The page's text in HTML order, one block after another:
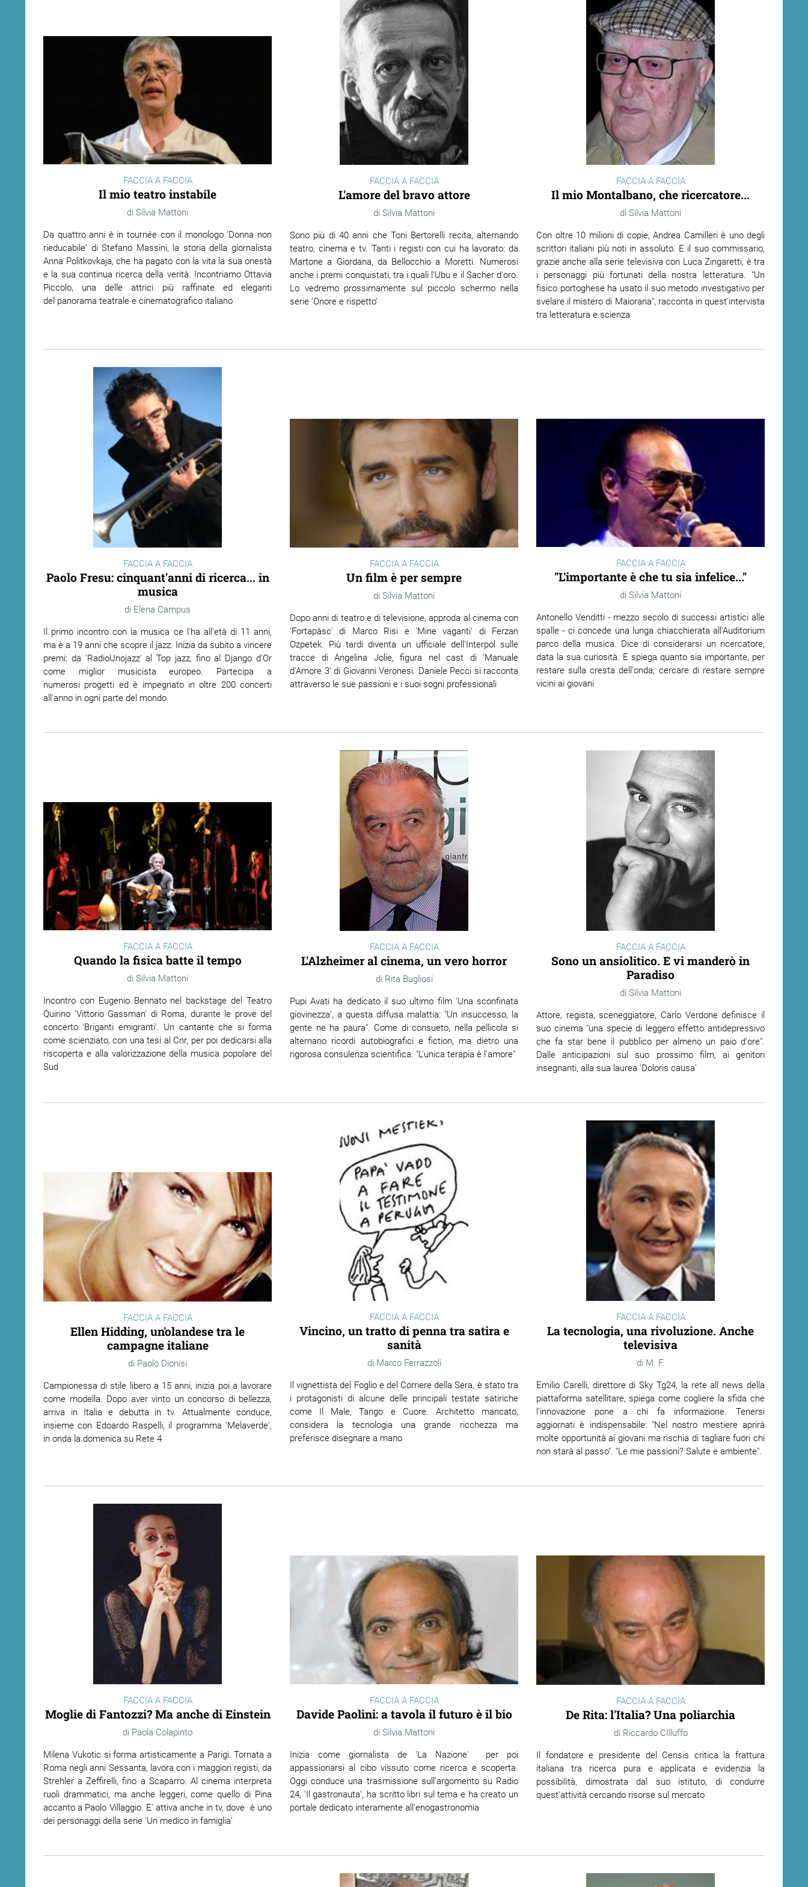
FACCIA A FACCIA
Il mio teatro instabile
Silvia Mattoni
Da quattro anni è in tournée con il monologo 'Donna non
rieducabile' di Stefano Massini, la storia della giornalista
Anna Politkovkaja, che ha pagato con la vita la sua onestà
e la sua continua ricerca della verità. Incontriamo Ottavia
Piccolo, una delle attrici più raffinate ed eleganti
del panorama teatrale e cinematografico italiano
FACCIA A FACCIA
L'amore del bravo attore
Silvia Mattoni
Sono più di 40 anni che Toni Bertorelli recita, alternando
teatro, cinema e tv. Tanti i registi con cui ha lavorato: da
Martone a Giordana, da Bellocchio a Moretti. Numerosi
anche i premi conquistati, tra i quali l'Ubu e il Sacher d'oro.
Lo vedremo prossimamente sul piccolo schermo nella
serie 'Onore e rispetto'
FACCIA A FACCIA
Il mio Montalbano, che ricercatore...
Silvia Mattoni
Con oltre 10 milioni di copie, Andrea Camilleri è uno degli
scrittori italiani più noti in assoluto. E il suo commissario,
grazie anche alla serie televisiva con Luca Zingaretti, è tra
i personaggi più fortunati della nostra letteratura. "Un
fisico portoghese ha usato il suo metodo investigativo per
svelare il mistero di Maiorana", racconta in quest'intervista
tra letteratura e scienza
FACCIA A FACCIA
Paolo Fresu: cinquant'anni di ricerca... in
musica
Elena Campus
Il primo incontro con la musica ce l'ha all'età di 11 anni,
ma è a 19 anni che scopre il jazz. Inizia da subito a vincere
premi: da 'RadioUnojazz' al Top jazz, fino al Django d'Or
come miglior musicista europeo. Partecipa a
numerosi progetti ed è impegnato in oltre 200 concerti
all'anno in ogni parte del mondo
FACCIA A FACCIA
Un film è per sempre
Silvia Mattoni
Dopo anni di teatro e di televisione, approda al cinema con
'Fortapàsc' di Marco Risi e 'Mine vaganti' di Ferzan
Ozpetek. Più tardi diventa un ufficiale dell'Interpol sulle
tracce di Angelina Jolie, figura nel cast di 'Manuale
d'Amore 3' di Giovanni Veronesi. Daniele Pecci si racconta
attraverso le sue passioni e i suoi sogni professionali
FACCIA A FACCIA
"L'importante è che tu sia infelice..."
Silvia Mattoni
Antonello Venditti - mezzo secolo di successi artistici alle
spalle - ci concede una lunga chiacchierata all'Auditorium
parco della musica. Dice di considerarsi un ricercatore,
data la sua curiosità. E spiega quanto sia importante, per
restare sulla cresta dell'onda, cercare di restare sempre
vicini ai giovani
FACCIA A FACCIA
Quando la fisica batte il tempo
Silvia Mattoni
Incontro con Eugenio Bennato nel backstage del Teatro
Quirino 'Vittorio Gassman' di Roma, durante le prove del
concerto 'Briganti emigranti'. Un cantante che si forma
come scienziato, con una tesi al Cnr, per poi dedicarsi alla
riscoperta e alla valorizzazione della musica popolare del
Sud
FACCIA A FACCIA
L'Alzheimer al cinema, un vero horror
Rita Bugliosi
Pupi Avati ha dedicato il suo ultimo film 'Una sconfinata
giovinezza', a questa diffusa malattia: "Un insuccesso, la
gente ne ha paura". Come di consueto, nella pellicola si
alternano ricordi autobiografici e fiction, ma dietro una
rigorosa consulenza scientifica. "L'unica terapia è l'amore"
FACCIA A FACCIA
Sono un ansiolitico. E vi manderò in
Paradiso
Silvia Mattoni
Attore, regista, sceneggiatore, Carlo Verdone definisce il
suo cinema "una specie di leggero effetto antidepressivo
che fa star bene il pubblico per almeno un paio d'ore".
Dalle anticipazioni sul suo prossimo film, ai genitori
insegnanti, alla sua laurea 'Doloris causa'
FACCIA A FACCIA
Ellen Hidding, un'olandese tra le
campagne italiane
Paolo Dionisi
Campionessa di stile libero a 15 anni, inizia poi a lavorare
come modella. Dopo aver vinto un concorso di bellezza,
arriva in Italia e debutta in tv. Attualmente conduce,
insieme con Edoardo Raspelli, il programma 'Melaverde',
in onda la domenica su Rete 4
FACCIA A FACCIA
Vincino, un tratto di penna tra satira e
sanità
Marco Ferrazzoli
Il vignettista del Foglio e del Corriere della Sera, è stato tra
i protagonisti di alcune delle principali testate satiriche
come Il Male, Tango e Cuore. Architetto mancato,
considera la tecnologia una grande ricchezza ma
preferisce disegnare a mano
FACCIA A FACCIA
La tecnologia, una rivoluzione. Anche
televisiva
M. F.
Emilio Carelli, direttore di Sky Tg24, la rete all news della
piattaforma satellitare, spiega come cogliere la sfida che
l'innovazione pone a chi fa informazione. Tenersi
aggiornati è indispensabile: "Nel nostro mestiere aprirà
molte opportunità ai giovani ma rischia di tagliare fuori chi
non starà al passo". "Le mie passioni? Salute e ambiente".
FACCIA A FACCIA
Moglie di Fantozzi? Ma anche di Einstein
Paola Colapinto
Milena Vukotic si forma artisticamente a Parigi. Tornata a
Roma negli anni Sessanta, lavora con i maggiori registi, da
Strehler a Zeffirelli, fino a Scaparro. Al cinema interpreta
ruoli drammatici, ma anche leggeri, come quello di Pina
accanto a Paolo Villaggio. E' attiva anche in tv, dove è uno
dei personaggi della serie 'Un medico in famiglia'
FACCIA A FACCIA
Davide Paolini: a tavola il futuro è il bio
Silvia Mattoni
Inizia come giornalista de 'La Nazione' per poi
appassionarsi al cibo vissuto come ricerca e scoperta.
Oggi conduce una trasmissione sull'argomento su Radio
24, 'Il gastronauta', ha scritto libri sul tema e ha creato un
portale dedicato interamente all'enogastronomia
FACCIA A FACCIA
De Rita: l'Italia? Una poliarchia
Riccardo CIlluffo
Il fondatore e presidente del Censis critica la frattura
italiana tra ricerca pura e applicata e evidenzia la
possibilità, dimostrata dal suo istituto, di condurre
quest'attività cercando risorse sul mercato